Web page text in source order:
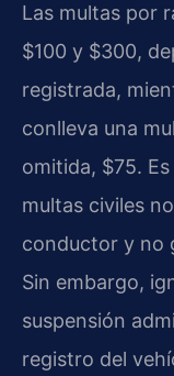
Las multas por
$100 y $300,
registrada,
conlleva una
omitida, $75.
multas civiles
conductor y no
Sin embargo,
suspensión
registro del